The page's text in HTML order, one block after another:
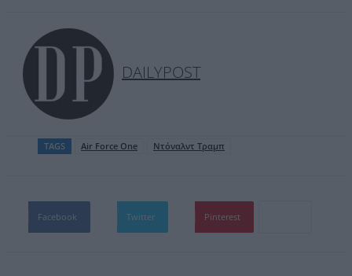
DAILYPOST
TAGS Air Force One Ντόναλντ Τραμπ
Facebook Twitter Pinterest